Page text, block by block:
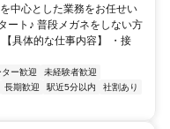
中心とした業務をお任せい
ート♪ 普段メガネをしない方
具体的な仕事内容】 ・接
ター歓迎
未経験者歓迎
長期歓迎 駅近5分以内
社割あり